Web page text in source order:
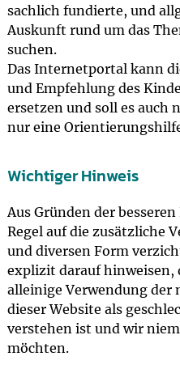
sachlich fundierte, und
Auskunft rund um das
suchen.
Das Internetportal kann
und Empfehlung des
ersetzen und soll es auch
nur eine
Wichtiger Hinweis
Aus Gründen der
Regel auf die zusätzliche
und diversen Form
explizit darauf hinweisen,
alleinige Verwendung der
dieser Website als
verstehen ist und wir
möchten.